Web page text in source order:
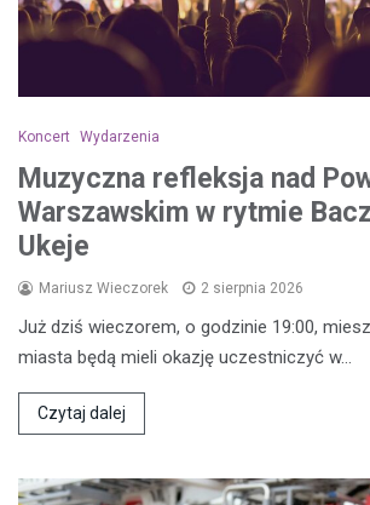
Koncert Wydarzenia
Muzyczna refleksja nad
Warszawskim w rytmie
Ukeje
Mariusz Wieczorek 2 sierpnia 2026
Już dziś wieczorem, o godzinie 19:00,
miasta będą mieli okazję uczestniczyć w…
Czytaj dalej